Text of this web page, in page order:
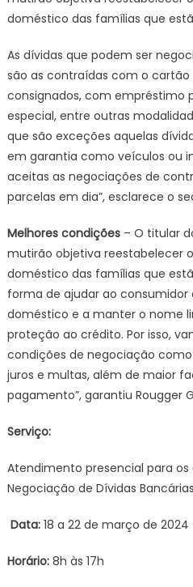
doméstico das famílias que
As dívidas que podem ser
são as contraídas com o
consignados, com empréstimo
especial, entre outras
que são exceções aquelas
em garantia como veículos ou
aceitas as negociações de
parcelas em dia”, esclarece o
Melhores condições– O titular
mutirão objetiva reestabelecer
doméstico das famílias que
forma de ajudar ao
doméstico e a manter o nome
proteção ao crédito. Por isso,
condições de negociação
juros e multas, além de maior
pagamento”, garantiu Rougger
Serviço:
Atendimento presencial para
Negociação de Dívidas Bancárias
Data:18 a 22 de março de 2024
Horário:8h às 17h